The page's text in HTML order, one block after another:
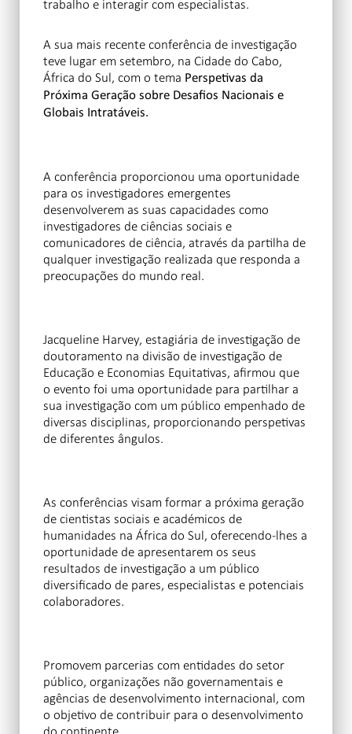
trabalho e interagir com especialistas.
A sua mais recente conferência de investigação
teve lugar em setembro, na Cidade do Cabo,
África do Sul, com o tema Perspetivas da
Próxima Geração sobre Desafios Nacionais e
Globais Intratáveis.
A conferência proporcionou uma oportunidade
para os investigadores emergentes
desenvolverem as suas capacidades como
investigadores de ciências sociais e
comunicadores de ciência, através da partilha de
qualquer investigação realizada que responda a
preocupações do mundo real.
Jacqueline Harvey, estagiária de investigação de
doutoramento na divisão de investigação de
Educação e Economias Equitativas, afirmou que
o evento foi uma oportunidade para partilhar a
sua investigação com um público empenhado de
diversas disciplinas, proporcionando perspetivas
de diferentes ângulos.
As conferências visam formar a próxima geração
de cientistas sociais e académicos de
humanidades na África do Sul, oferecendo-lhes a
oportunidade de apresentarem os seus
resultados de investigação a um público
diversificado de pares, especialistas e potenciais
colaboradores.
Promovem parcerias com entidades do setor
público, organizações não governamentais e
agências de desenvolvimento internacional, com
o objetivo de contribuir para o desenvolvimento